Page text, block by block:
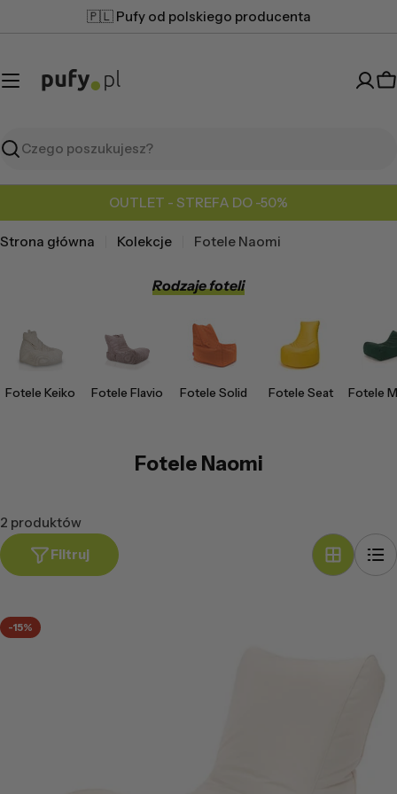
do
🇵🇱 Pufy od polskiego producenta
Szukaj
OUTLET - STREFA DO -50%
Strona główna Kolekcje Fotele Naomi
Rodzaje foteli
Fotele Keiko Fotele Flavio Fotele Solid Fotele Seat Fotele
Fotele Naomi
2 produktów
Filtruj
-15%